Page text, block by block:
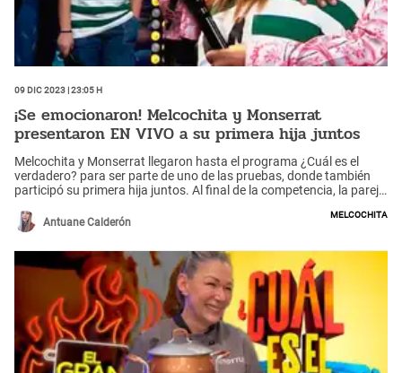
09 Dic 2023 | 23:05 h
¡Se emocionaron! Melcochita y Monserrat
presentaron EN VIVO a su primera hija juntos
Melcochita y Monserrat llegaron hasta el programa ¿Cuál es el
verdadero? para ser parte de uno de las pruebas, donde también
participó su primera hija juntos. Al final de la competencia, la pareja
Antuane Calderón
Melcochita